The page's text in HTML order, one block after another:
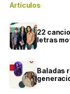
Artículos
22
letras
Baladas